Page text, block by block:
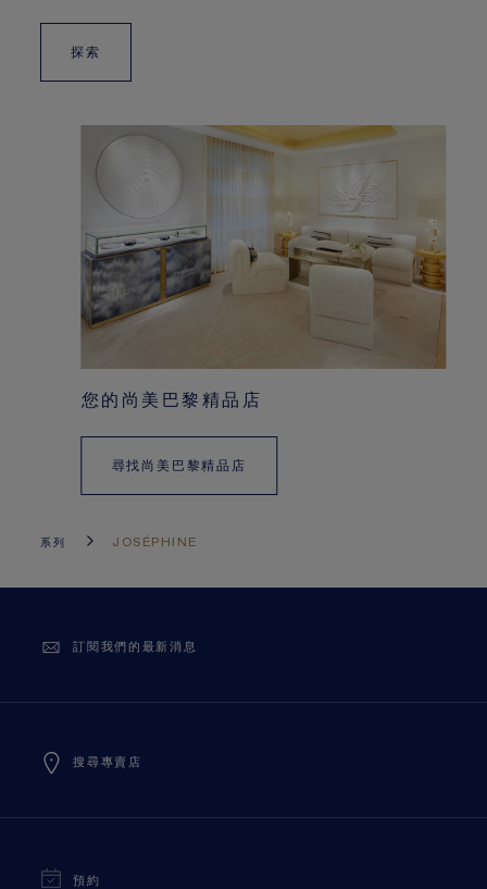
探索
您的尚美巴黎精品店
尋找尚美巴黎精品店
系列 JOSÉPHINE
訂閱我們的最新消息
搜尋專賣店
預約